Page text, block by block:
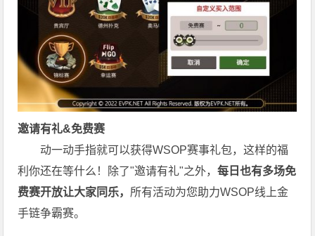
邀请有礼&免费赛
动一动手指就可以获得WSOP赛事礼包，这样的福
利你还在等什么！除了"邀请有礼"之外，每 日也有多场免
费赛开放让大家同乐， 所有活动为您助力WSOP线上金
手链争霸赛。